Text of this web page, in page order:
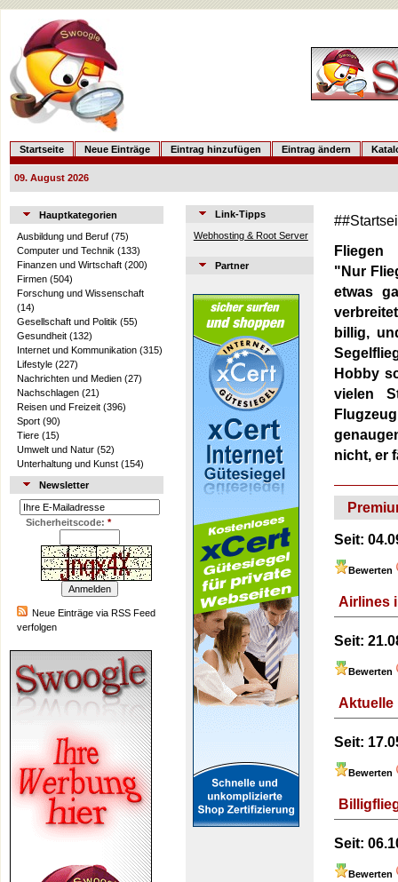
Startseite Neue Einträge Eintrag hinzufügen Eintrag ändern
09. August 2026
Hauptkategorien
Ausbildung und Beruf (75)
Computer und Technik (133)
Finanzen und Wirtschaft (200)
Firmen (504)
Forschung und Wissenschaft
(14)
Gesellschaft und Politik (55)
Gesundheit (132)
Internet und Kommunikation (315)
Lifestyle (227)
Nachrichten und Medien (27)
Nachschlagen (21)
Reisen und Freizeit (396)
Sport (90)
Tiere (15)
Umwelt und Natur (52)
Unterhaltung und Kunst (154)
Newsletter
Sicherheitscode: *
Neue Einträge via RSS Feed
verfolgen
Link-Tipps
Webhosting & Root Server
Partner
Fliegen
"Nur
etwas
billig,
Hobby
vielen
nicht, er
Seit:
Bewerten
Airlines
Seit:
Bewerten
Aktuelle
Seit:
Bewerten
Seit:
Bewerten